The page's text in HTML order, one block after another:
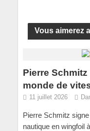
Vous aimerez
Pierre
monde de
11 juillet 2026
Pierre Schmitz
nautique en wingfoil